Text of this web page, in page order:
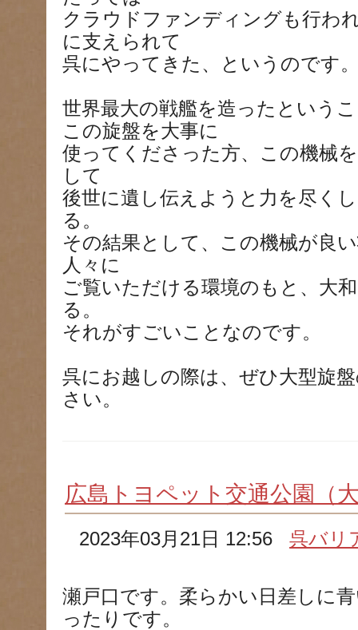
クラウドファンディングも行わ
に支えられて
呉にやってきた、というのです
世界最大の戦艦を造ったという
この旋盤を大事に
使ってくださった方、この機械
して
後世に遺し伝えようと力を尽く
る。
その結果として、この機械が良
人々に
ご覧いただける環境のもと、大
る。
それがすごいことなのです。
呉にお越しの際は、ぜひ大型旋
さい。
広島トヨペット交通公園（
2023年03月21日 12:56呉バリ
瀬戸口です。柔らかい日差しに
ったりです。